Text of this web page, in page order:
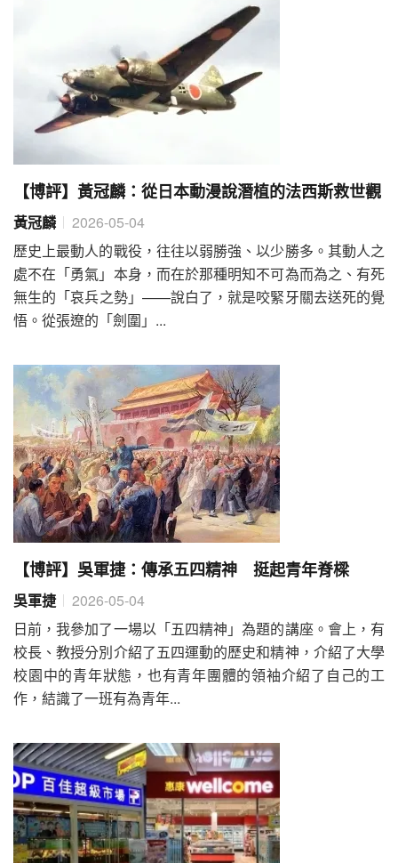
【博評】黃冠麟：從日本動漫說潛植的法西斯救世觀
黃冠麟
2026-05-04
歷史上最動人的戰役，往往以弱勝強、以少勝多。其動人之
處不在「勇氣」本身，而在於那種明知不可為而為之、有死
無生的「哀兵之勢」——說白了，就是咬緊牙關去送死的覺
悟。從張遼的「劍圍」...
【博評】吳軍捷：傳承五四精神 挺起青年脊樑
吳軍捷
2026-05-04
日前，我參加了一場以「五四精神」為題的講座。會上，有
校長、教授分別介紹了五四運動的歷史和精神，介紹了大學
校園中的青年狀態，也有青年團體的領袖介紹了自己的工
作，結識了一班有為青年...